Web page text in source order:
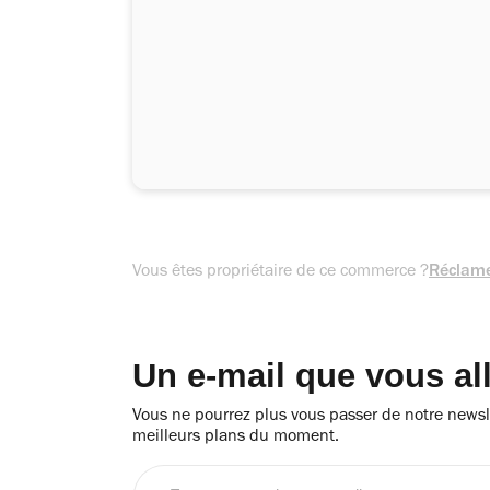
Vous êtes propriétaire de ce commerce ?
Un e-mail que vous
Vous ne pourrez plus vous passer de notre
meilleurs plans du moment.